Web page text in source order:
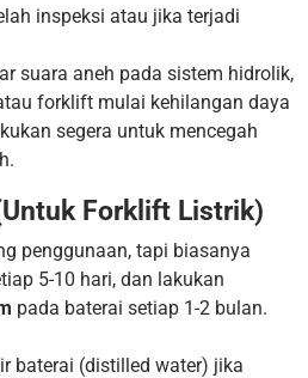
inspeksi atau jika terjadi
suara aneh pada sistem hidrolik,
forklift mulai kehilangan daya
segera untuk mencegah
Forklift Listrik)
penggunaan, tapi biasanya
5-10 hari, dan lakukan
pada baterai setiap 1-2 bulan.
baterai (distilled water) jika